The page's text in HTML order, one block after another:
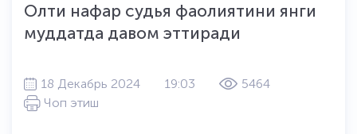
Олти нафар судья фаолиятини янги
муддатда давом эттиради
18 Декабрь 2024 19:03
5464
Чоп этиш